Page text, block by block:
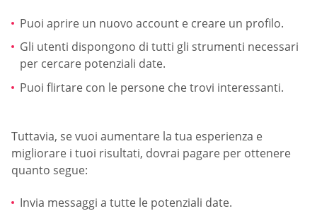
Puoi aprire un nuovo account e creare un profilo.
Gli utenti dispongono di tutti gli strumenti necessari
per cercare potenziali date.
Puoi flirtare con le persone che trovi interessanti.
Tuttavia, se vuoi aumentare la tua esperienza e
migliorare i tuoi risultati, dovrai pagare per ottenere
quanto segue:
Invia messaggi a tutte le potenziali date.